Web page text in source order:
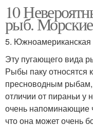
10
рыб.
5. Южноамериканская
Эту пугающего вида
Рыбы паку относятся
пресноводным рыбам,
отличии от пираньи у
очень напоминающие
что она может очень